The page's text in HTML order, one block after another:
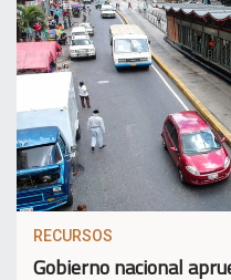
RECURSOS
Gobierno nacional